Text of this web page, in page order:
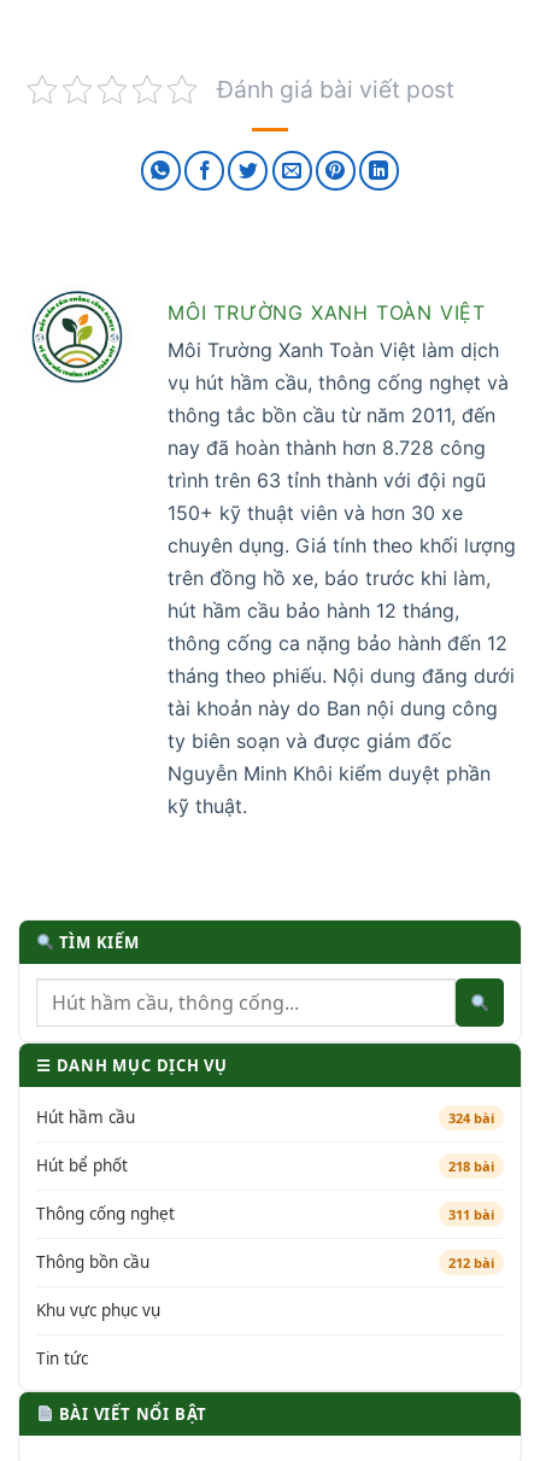
Đánh giá bài viết post
MÔI TRƯỜNG XANH TOÀN VIỆT
Môi Trường Xanh Toàn Việt làm dịch
vụ hút hầm cầu, thông cống nghẹt và
thông tắc bồn cầu từ năm 2011, đến
nay đã hoàn thành hơn 8.728 công
trình trên 63 tỉnh thành với đội ngũ
150+ kỹ thuật viên và hơn 30 xe
chuyên dụng. Giá tính theo khối lượng
trên đồng hồ xe, báo trước khi làm,
hút hầm cầu bảo hành 12 tháng,
thông cống ca nặng bảo hành đến 12
tháng theo phiếu. Nội dung đăng dưới
tài khoản này do Ban nội dung công
ty biên soạn và được giám đốc
Nguyễn Minh Khôi kiểm duyệt phần
kỹ thuật.
TÌM KIẾM
☰ DANH MỤC DỊCH VỤ
Hút hầm cầu 324 bài
Hút bể phốt 218 bài
Thông cống nghẹt 311 bài
Thông bồn cầu 212 bài
Khu vực phục vụ
Tin tức
BÀI VIẾT NỔI BẬT